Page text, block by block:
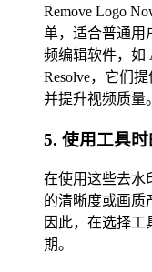
Remove Logo
单，适合普通用
频编辑软件，如
Resolve，它们
并提升视频质量。
5. 使用工具
在使用这些去水
的清晰度或画质
因此，在选择
期。